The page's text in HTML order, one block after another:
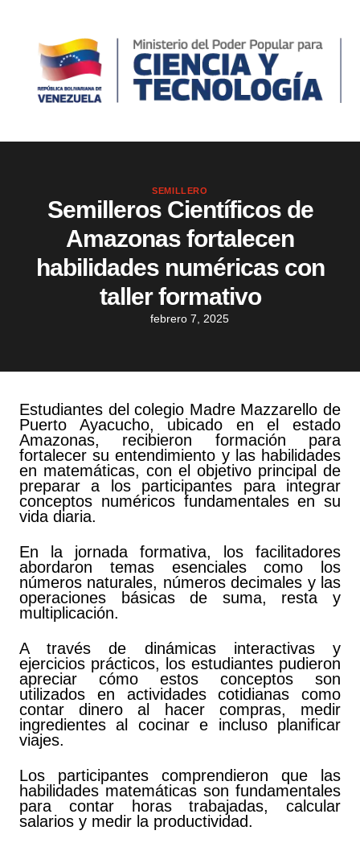
SEMILLERO
Semilleros Científicos de
Amazonas fortalecen
habilidades numéricas con
taller formativo
febrero 7, 2025
Estudiantes del colegio Madre Mazzarello de
Puerto Ayacucho, ubicado en el estado
Amazonas, recibieron formación para
fortalecer su entendimiento y las habilidades
en matemáticas, con el objetivo principal de
preparar a los participantes para integrar
conceptos numéricos fundamentales en su
vida diaria.
En la jornada formativa, los facilitadores
abordaron temas esenciales como los
números naturales, números decimales y las
operaciones básicas de suma, resta y
multiplicación.
A través de dinámicas interactivas y
ejercicios prácticos, los estudiantes pudieron
apreciar cómo estos conceptos son
utilizados en actividades cotidianas como
contar dinero al hacer compras, medir
ingredientes al cocinar e incluso planificar
viajes.
Los participantes comprendieron que las
habilidades matemáticas son fundamentales
para contar horas trabajadas, calcular
salarios y medir la productividad.